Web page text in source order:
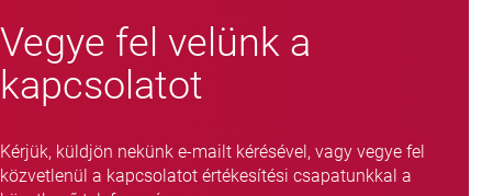
Vegye fel velünk a
kapcsolatot
Kérjük, küldjön nekünk e-mailt kérésével, vagy vegye fel
közvetlenül a kapcsolatot értékesítési csapatunkkal a